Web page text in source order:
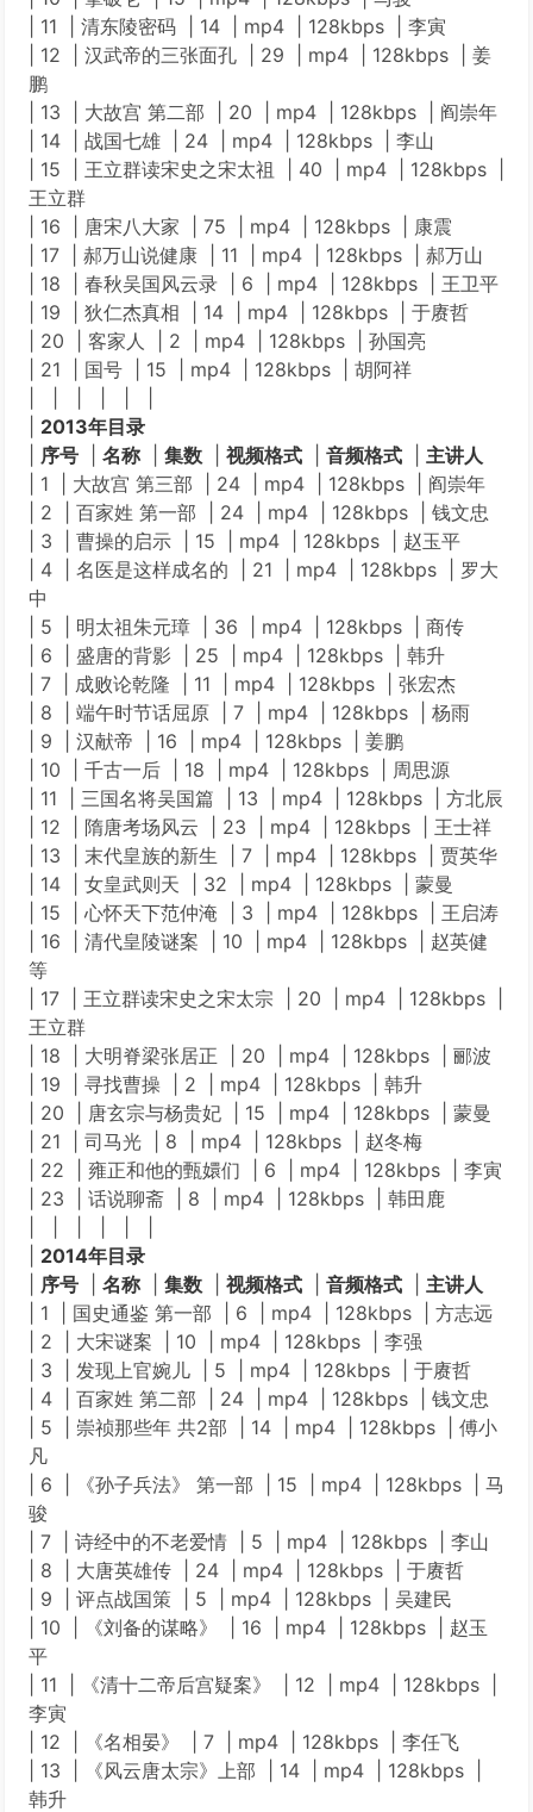
| 11 | 清东陵密码 | 14 | mp4 | 128kbps | 李寅
| 12 | 汉武帝的三张面孔 | 29 | mp4 | 128kbps | 姜
鹏
| 13 | 大故宫 第二部 | 20 | mp4 | 128kbps | 阎崇年
| 14 | 战国七雄 | 24 | mp4 | 128kbps | 李山
| 15 | 王立群读宋史之宋太祖 | 40 | mp4 | 128kbps |
王立群
| 16 | 唐宋八大家 | 75 | mp4 | 128kbps | 康震
| 17 | 郝万山说健康 | 11 | mp4 | 128kbps | 郝万山
| 18 | 春秋吴国风云录 | 6 | mp4 | 128kbps | 王卫平
| 19 | 狄仁杰真相 | 14 | mp4 | 128kbps | 于赓哲
| 20 | 客家人 | 2 | mp4 | 128kbps | 孙国亮
| 21 | 国号 | 15 | mp4 | 128kbps | 胡阿祥
2013年目录
序号 名称 集数 视频格式 音频格式
主讲人
| 1 | 大故宫 第三部 | 24 | mp4 | 128kbps | 阎崇年
| 2 | 百家姓 第一部 | 24 | mp4 | 128kbps | 钱文忠
| 3 | 曹操的启示 | 15 | mp4 | 128kbps | 赵玉平
| 4 | 名医是这样成名的 | 21 | mp4 | 128kbps | 罗大
中
| 5 | 明太祖朱元璋 | 36 | mp4 | 128kbps | 商传
| 6 | 盛唐的背影 | 25 | mp4 | 128kbps | 韩升
| 7 | 成败论乾隆 | 11 | mp4 | 128kbps | 张宏杰
| 8 | 端午时节话屈原 | 7 | mp4 | 128kbps | 杨雨
| 9 | 汉献帝 | 16 | mp4 | 128kbps | 姜鹏
| 10 | 千古一后 | 18 | mp4 | 128kbps | 周思源
| 11 | 三国名将吴国篇 | 13 | mp4 | 128kbps | 方北辰
| 12 | 隋唐考场风云 | 23 | mp4 | 128kbps | 王士祥
| 13 | 末代皇族的新生 | 7 | mp4 | 128kbps | 贾英华
| 14 | 女皇武则天 | 32 | mp4 | 128kbps | 蒙曼
| 15 | 心怀天下范仲淹 | 3 | mp4 | 128kbps | 王启涛
| 16 | 清代皇陵谜案 | 10 | mp4 | 128kbps | 赵英健
等
| 17 | 王立群读宋史之宋太宗 | 20 | mp4 | 128kbps |
王立群
| 18 | 大明脊梁张居正 | 20 | mp4 | 128kbps | 郦波
| 19 | 寻找曹操 | 2 | mp4 | 128kbps | 韩升
| 20 | 唐玄宗与杨贵妃 | 15 | mp4 | 128kbps | 蒙曼
| 21 | 司马光 | 8 | mp4 | 128kbps | 赵冬梅
| 22 | 雍正和他的甄嬛们 | 6 | mp4 | 128kbps | 李寅
| 23 | 话说聊斋 | 8 | mp4 | 128kbps | 韩田鹿
2014年目录
序号 名称 集数 视频格式 音频格式
主讲人
| 1 | 国史通鉴 第一部 | 6 | mp4 | 128kbps | 方志远
| 2 | 大宋谜案 | 10 | mp4 | 128kbps | 李强
| 3 | 发现上官婉儿 | 5 | mp4 | 128kbps | 于赓哲
| 4 | 百家姓 第二部 | 24 | mp4 | 128kbps | 钱文忠
| 5 | 崇祯那些年 共2部 | 14 | mp4 | 128kbps | 傅小
凡
| 6 | 《孙子兵法》 第一部 | 15 | mp4 | 128kbps | 马
骏
| 7 | 诗经中的不老爱情 | 5 | mp4 | 128kbps | 李山
| 8 | 大唐英雄传 | 24 | mp4 | 128kbps | 于赓哲
| 9 | 评点战国策 | 5 | mp4 | 128kbps | 吴建民
| 10 | 《刘备的谋略》 | 16 | mp4 | 128kbps | 赵玉
平
| 11 | 《清十二帝后宫疑案》 | 12 | mp4 | 128kbps |
李寅
| 12 | 《名相晏》 | 7 | mp4 | 128kbps | 李任飞
| 13 | 《风云唐太宗》上部 | 14 | mp4 | 128kbps |
韩升